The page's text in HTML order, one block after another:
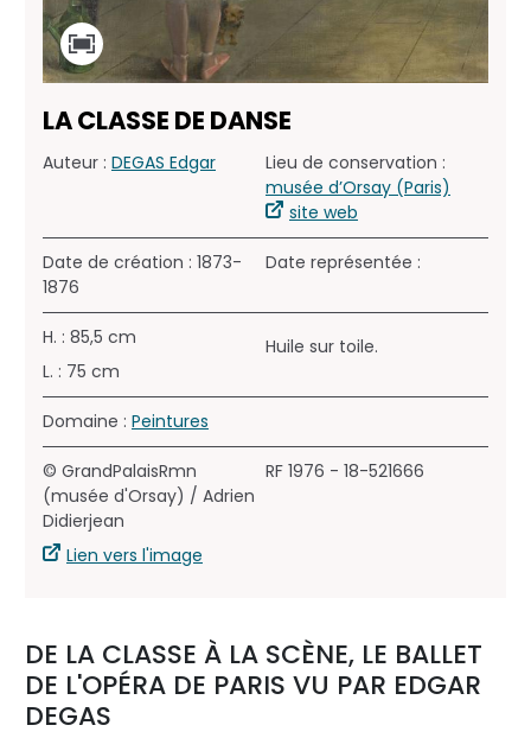
LA CLASSE DE DANSE
Auteur : DEGAS Edgar
Lieu de conservation :
musée d’Orsay (Paris)
site web
Date de création : 1873-
1876
Date représentée :
H. : 85,5 cm
L. : 75 cm
Huile sur toile.
Domaine : Peintures
© GrandPalaisRmn
(musée d'Orsay) / Adrien
Didierjean
Lien vers l'image
RF 1976 - 18-521666
DE LA CLASSE À LA SCÈNE, LE BALLET
DE L'OPÉRA DE PARIS VU PAR EDGAR
DEGAS